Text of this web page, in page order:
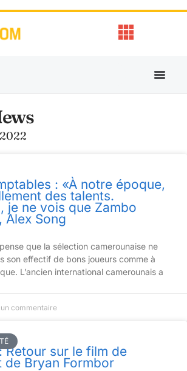
: «À notre époque,
des talents.
je ne vois que Zambo
Alex Song
que la sélection camerounaise ne
son effectif de bons joueurs comme à
L’ancien international camerounais a
commentaire
Retour sur le film de
de Bryan Formbor